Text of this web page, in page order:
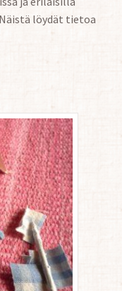
löydät tietoa